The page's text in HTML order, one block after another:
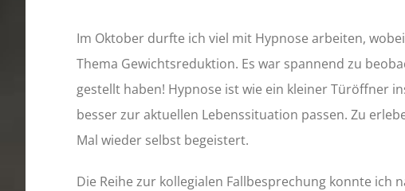
Im Oktober durfte ich viel mit Hypnose arbeiten,
Thema Gewichtsreduktion. Es war spannend zu
gestellt haben! Hypnose ist wie ein kleiner Türöffner
besser zur aktuellen Lebenssituation passen. Zu
Mal wieder selbst begeistert.
Die Reihe zur kollegialen Fallbesprechung konnte